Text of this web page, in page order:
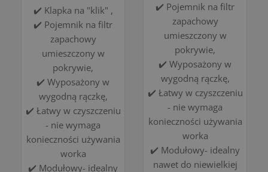
✔️ Klapka na "klik" ,
✔️ Pojemnik na filtr
zapachowy
umieszczony w
pokrywie,
✔️ Wyposażony w
wygodną rączkę,
✔️ Łatwy w czyszczeniu
- nie wymaga
konieczności używania
worka
✔️ Modułowy- idealny
✔️ Pojemnik na filtr
zapachowy
umieszczony w
pokrywie,
✔️ Wyposażony w
wygodną rączkę,
✔️ Łatwy w czyszczeniu
- nie wymaga
konieczności używania
worka
✔️ Modułowy- idealny
nawet do niewielkiej